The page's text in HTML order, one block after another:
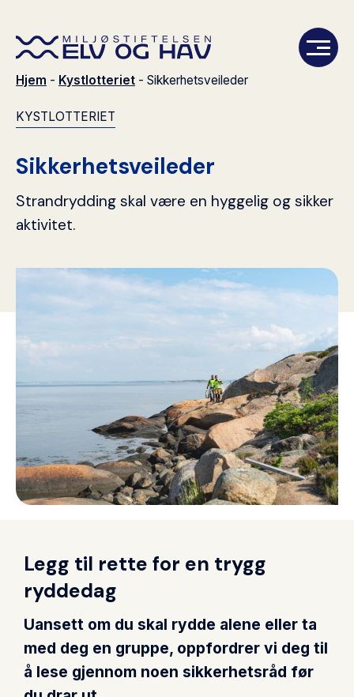
Prosjekter
Aktuelt
Om oss
Kontakt
Filmer
Bidra du også!
Se hvordan du kan bidra i
kampen mot marin forsøpling
Hjem - Kystlotteriet - Sikkerhetsveileder
KYSTLOTTERIET
Sikkerhetsveileder
Strandrydding skal være en hyggelig og sikker
aktivitet.
Legg til rette for en trygg
ryddedag
Uansett om du skal rydde alene eller ta
med deg en gruppe, oppfordrer vi deg til
å lese gjennom noen sikkerhetsråd før